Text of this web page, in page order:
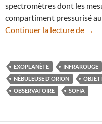
spectromètres dont les
compartiment pressurisé
Continuer la lecture de →
EXOPLANÈTE INFRAROUGE
NÉBULEUSE D'ORION
OBJET
OBSERVATOIRE
SOFIA